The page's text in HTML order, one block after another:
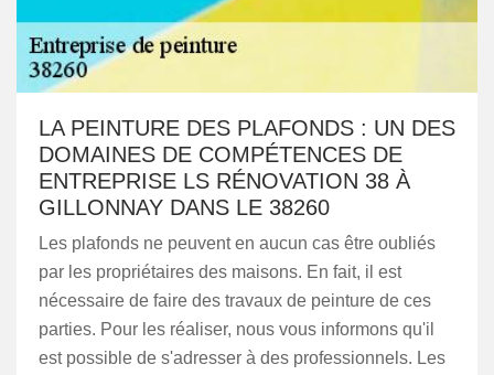
LA PEINTURE DES PLAFONDS : UN DES
DOMAINES DE COMPÉTENCES DE
ENTREPRISE LS RÉNOVATION 38 À
GILLONNAY DANS LE 38260
Les plafonds ne peuvent en aucun cas être oubliés
par les propriétaires des maisons. En fait, il est
nécessaire de faire des travaux de peinture de ces
parties. Pour les réaliser, nous vous informons qu'il
est possible de s'adresser à des professionnels. Les